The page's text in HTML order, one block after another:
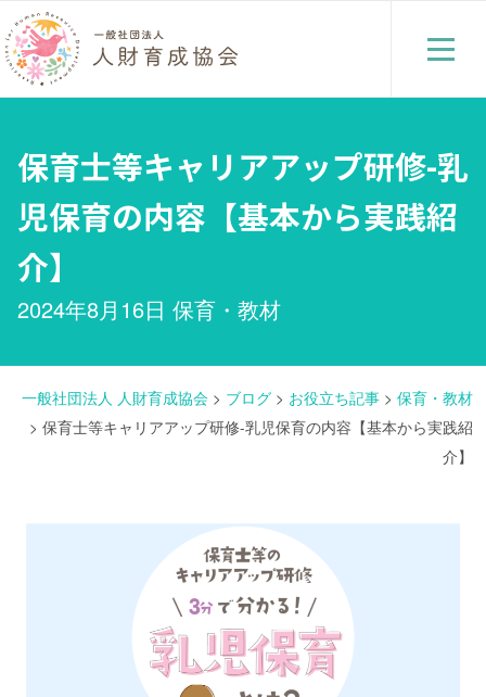
保育士等キャリアアップ研修-乳
児保育の内容【基本から実践紹
介】
2024年8月16日 保育・教材
一般社団法人 人財育成協会 > ブログ > お役立ち記事 > 保育・教材
> 保育士等キャリアアップ研修-乳児保育の内容【基本から実践紹
介】